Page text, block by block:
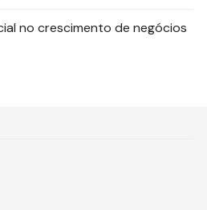
no crescimento de negócios